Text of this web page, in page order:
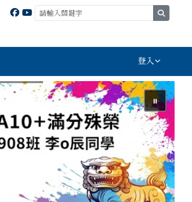
登入
⏸